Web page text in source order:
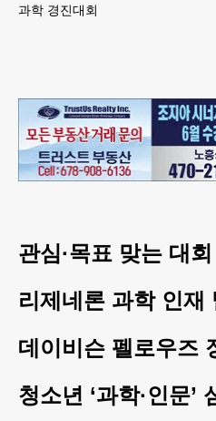
과학 경진대회
관심·목표 맞는 대
리제네론 과학 인재
데이비슨 펠로우즈
청소년 ‘과학·인문’